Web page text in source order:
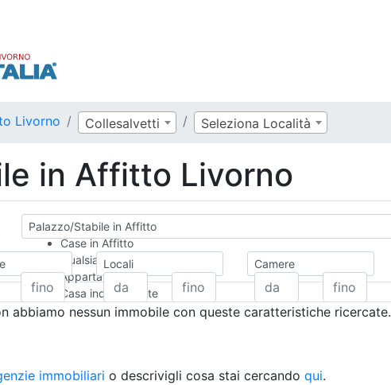
Livorno Collesalvetti Seleziona Località
in Affitto Livorno
Palazzo/Stabile in Affitto
Case in Affitto
Qualsiasi
Appartamento
Casa indipendente
Casa Semi-indipendente
Rustico/Casale
Locali Camere
abbiamo nessun immobile con queste caratteristiche ricercate.
immobiliari o descrivigli cosa stai cercando qui.